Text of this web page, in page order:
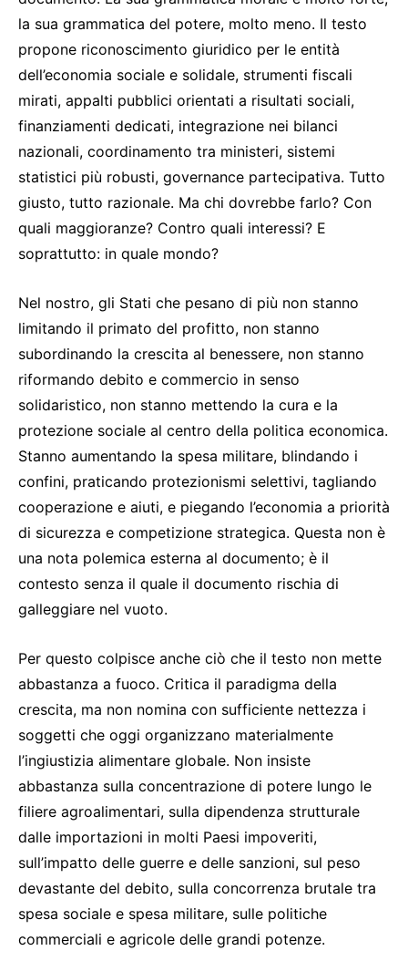
la sua grammatica del potere, molto meno. Il testo
propone riconoscimento giuridico per le entità
dell’economia sociale e solidale, strumenti fiscali
mirati, appalti pubblici orientati a risultati sociali,
finanziamenti dedicati, integrazione nei bilanci
nazionali, coordinamento tra ministeri, sistemi
statistici più robusti, governance partecipativa. Tutto
giusto, tutto razionale. Ma chi dovrebbe farlo? Con
quali maggioranze? Contro quali interessi? E
soprattutto: in quale mondo?
Nel nostro, gli Stati che pesano di più non stanno
limitando il primato del profitto, non stanno
subordinando la crescita al benessere, non stanno
riformando debito e commercio in senso
solidaristico, non stanno mettendo la cura e la
protezione sociale al centro della politica economica.
Stanno aumentando la spesa militare, blindando i
confini, praticando protezionismi selettivi, tagliando
cooperazione e aiuti, e piegando l’economia a priorità
di sicurezza e competizione strategica. Questa non è
una nota polemica esterna al documento; è il
contesto senza il quale il documento rischia di
galleggiare nel vuoto.
Per questo colpisce anche ciò che il testo non mette
abbastanza a fuoco. Critica il paradigma della
crescita, ma non nomina con sufficiente nettezza i
soggetti che oggi organizzano materialmente
l’ingiustizia alimentare globale. Non insiste
abbastanza sulla concentrazione di potere lungo le
filiere agroalimentari, sulla dipendenza strutturale
dalle importazioni in molti Paesi impoveriti,
sull’impatto delle guerre e delle sanzioni, sul peso
devastante del debito, sulla concorrenza brutale tra
spesa sociale e spesa militare, sulle politiche
commerciali e agricole delle grandi potenze.